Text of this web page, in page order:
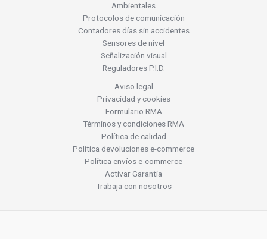
Ambientales
Protocolos de comunicación
Contadores días sin accidentes
Sensores de nivel
Señalización visual
Reguladores P.I.D.
Aviso legal
Privacidad y cookies
Formulario RMA
Términos y condiciones RMA
Política de calidad
Política devoluciones e-commerce
Política envíos e-commerce
Activar Garantía
Trabaja con nosotros